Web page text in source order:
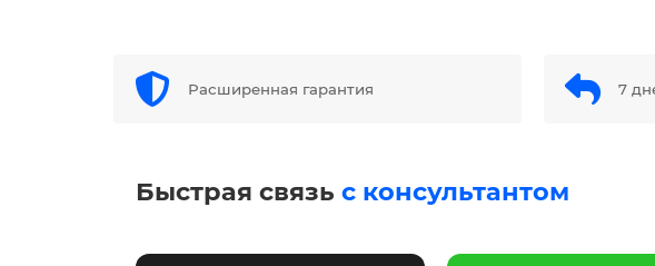
Расширенная гарантия 7
Быстрая связь с консультантом